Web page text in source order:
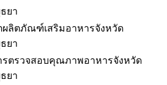
ยา
ลิตภัณฑ์เสริมอาหารจังหวัด
ยา
รตรวจสอบคุณภาพอาหารจังหวัด
ยา